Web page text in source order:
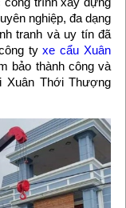
nghiệp, đa dạng
tranh và uy tín đã
tyxe cẩu Xuân
bảo thành công và
Xuân Thới Thượng